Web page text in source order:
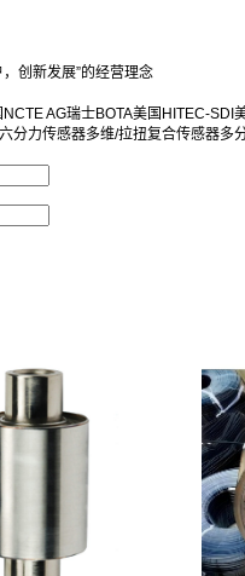
创新发展”的经营理念
NCTE AG瑞士BOTA美国HITEC-SDI
六分力传感器多维/拉扭复合传感器多